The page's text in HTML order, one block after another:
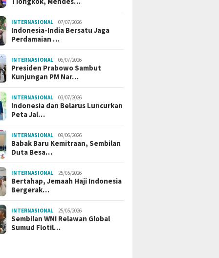
INTERNASIONAL 07/07/2026
Indonesia-India Bersatu Jaga
Perdamaian …
INTERNASIONAL 06/07/2026
Presiden Prabowo Sambut
Kunjungan PM Nar…
INTERNASIONAL 03/07/2026
Indonesia dan Belarus Luncurkan
Peta Jal…
INTERNASIONAL 09/06/2026
Babak Baru Kemitraan, Sembilan
Duta Besa…
INTERNASIONAL 25/05/2026
Bertahap, Jemaah Haji Indonesia
Bergerak…
INTERNASIONAL 25/05/2026
Sembilan WNI Relawan Global
Sumud Flotil…